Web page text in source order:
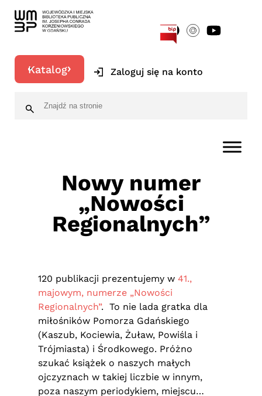
Katalog Zaloguj się na konto
Nowy numer
„Nowości
Regionalnych”
120 publikacji prezentujemy w 41.,
majowym, numerze „Nowości
Regionalnych”. To nie lada gratka dla
miłośników Pomorza Gdańskiego
(Kaszub, Kociewia, Żuław, Powiśla i
Trójmiasta) i Środkowego. Próżno
szukać książek o naszych małych
ojczyznach w takiej liczbie w innym,
poza naszym periodykiem, miejscu…